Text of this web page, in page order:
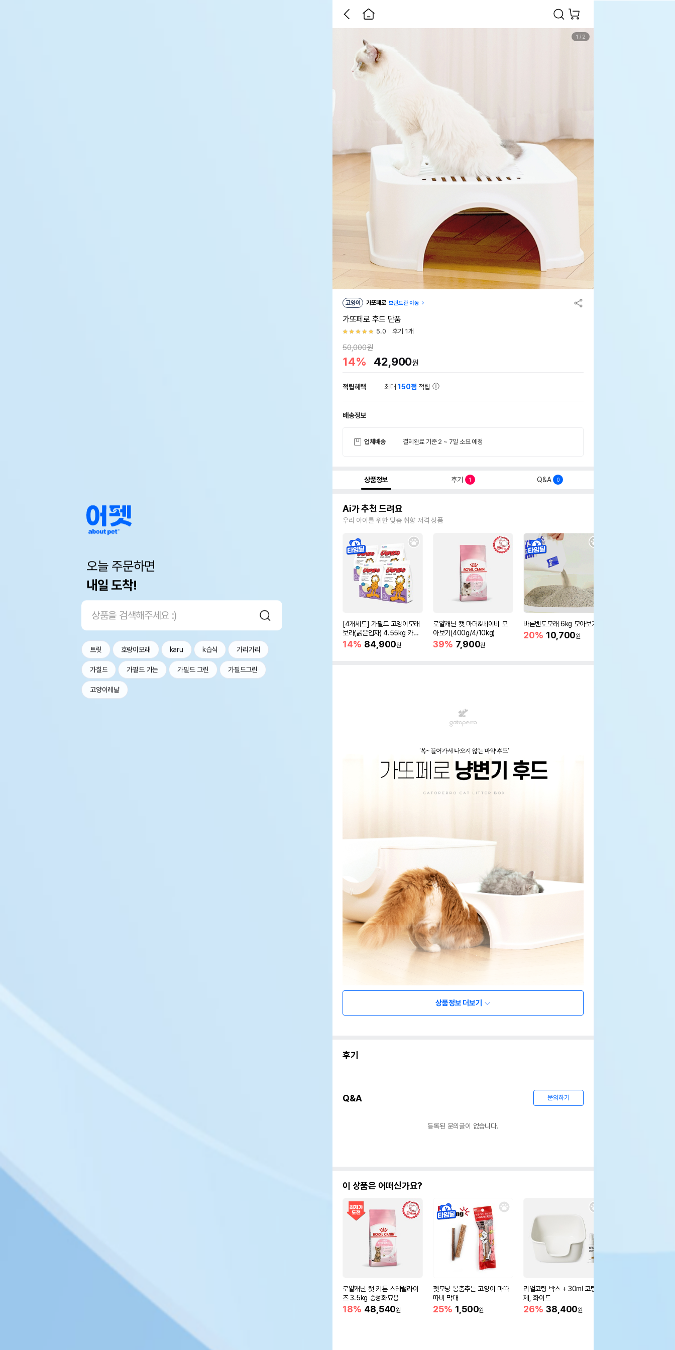
오늘 주문하면
내일 도착!
트릿 호랑이모래 karu k습식 가리가리
가칠드 가필드 가는 가필드 그린 가필드그린
고양이레날
1 / 2
고양이 가또페로 브랜드관 이동
가또페로 후드 단품
5.0 후기 1개
50,000원
14% 42,900원
적립혜택 최대150점 적립
배송정보
업체배송 결제완료 기준 2 ~ 7일 소요 예정
상품정보 후기 1 Q&A 0
Ai가 추천 드려요
우리 아이를 위한 맞춤 취향 저격 상품
[4개세트] 가필드 고양이모래
보라(굵은입자) 4.55kg 카사
바모래
14% 84,900원
로얄캐닌 캣 마더&베이비 모
아보기(400g/4/10kg)
39% 7,900원
바른벤토모래 6kg 모아보기
20% 10,700원
상품정보 더보기
후기
Q&A 문의하기
등록된 문의글이 없습니다.
이 상품은 어떠신가요?
로얄캐닌 캣 키튼 스테럴라이
즈 3.5kg 중성화묘용
18% 48,540원
펫모닝 봉춤추는 고양이 마따
따비 막대
25% 1,500원
리얼코팅 박스 + 30ml 코팅
제, 화이트
26% 38,400원